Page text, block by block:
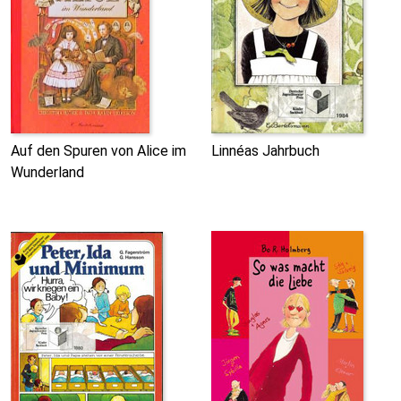
Auf den Spuren von Alice im
Wunderland
Linnéas Jahrbuch